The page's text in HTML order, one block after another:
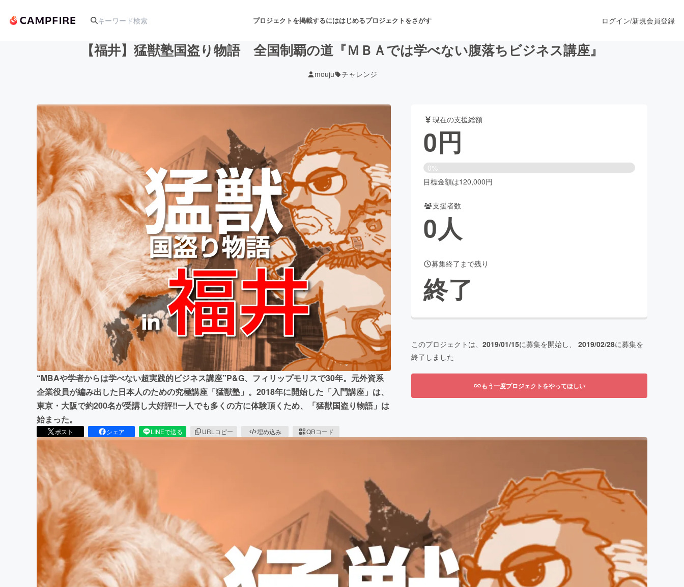
プロジェクトを掲載するにははじめるプロジェクトをさがす
アート・写真 舞台・パフォーマンス
テクノロジー・ガジェット ゲーム・サービス開発 フード・飲食店
映像・映画 書籍・雑誌出版 アニメ・漫画
ビジネス・起業 チャレンジ ビューティー・ヘルスケア
まちづくり・地域活性化
CAMPFIRE for Social GoodCAMPFIRE Creation
CAMPFIREふるさと納税
machi-yaコミュニティ
ログイン/新規会員登録
【福井】猛獣塾国盗り物語 全国制覇の道『ＭＢＡでは学べない腹落ちビジネス講座』
mouju チャレンジ
“MBAや学者からは学べない超実践的ビジネス講座”P&G、フィリップモリスで30年。元外資系
企業役員が編み出した​日本人のための究極講座「猛獣塾」。​2018年に開始した「入門講座」は、
東京・大阪で約200名が受講し大好評!!一人でも多くの方に体験頂くため、「猛獣国盗り物語」は
始まった。
ポスト シェア LINEで送る URLコピー 埋め込み QRコード
現在の支援総額
0円
0%
目標金額は120,000円
支援者数
0人
募集終了まで残り
終了
このプロジェクトは、 2019/01/15に募集を開始し、 2019/02/28に募集を
終了しました
もう一度プロジェクトをやってほしい